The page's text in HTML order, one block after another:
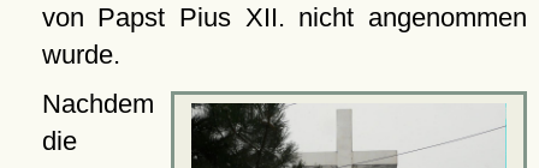
von Papst Pius XII. nicht angenommen
wurde.
Nachdem
die